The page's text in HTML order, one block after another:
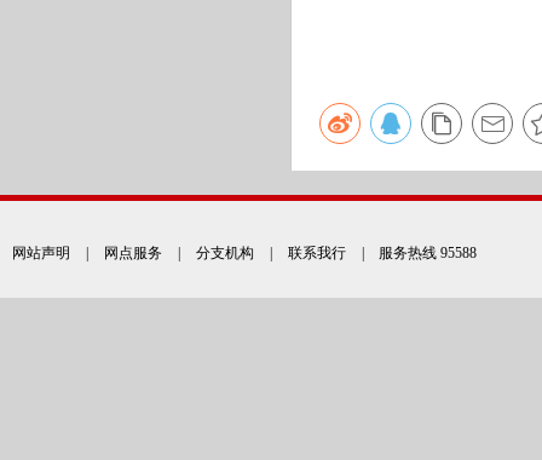
网站声明 网点服务 分支机构 联系我行 | 服务热线 95588